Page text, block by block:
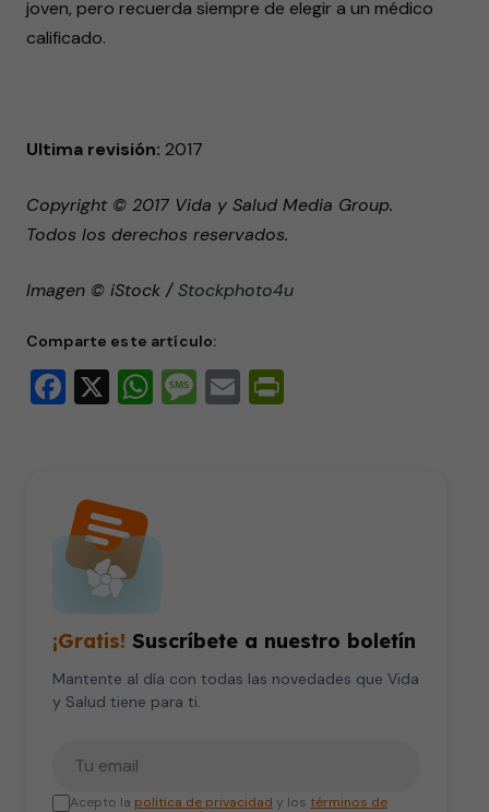
joven, pero recuerda siempre de elegir a un médico
calificado.
Ultima revisión: 2017
Copyright © 2017 Vida y Salud Media Group.
Todos los derechos reservados.
Imagen © iStock /Stockphoto4u
Comparte este artículo:
Facebook
X WhatsApp
Message
Email
¡Gratis! Suscríbete a nuestro boletín
Mantente al día con todas las novedades que Vida
y Salud tiene para ti.
Acepto la política de privacidad y los términos de